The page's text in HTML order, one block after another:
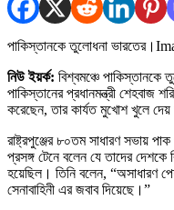
পাকিস্তানকে তুলোধনা ভারতের।
নিউ ইয়র্ক: বিশ্বমঞ্চে পাকিস্তানকে
পাকিস্তানের প্রধানমন্ত্রী শেহবাজ
করেছেন, তার কার্যত মুখোশ খুলে
রাষ্ট্রপুঞ্জের ৮০তম সাধারণ সভায়
প্রসঙ্গ টেনে বলেন যে তাদের
হয়েছিল। তিনি বলেন, “অসাধারণ
সেনাবাহিনী এর জবাব দিয়েছে।”